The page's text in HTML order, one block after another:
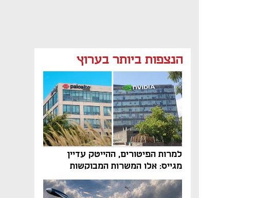
הנצפות ביותר בערוץ
למרות הפיטורים, ההייטק עדיין
מגייס: אלו המשרות המבוקשות
והטיפים שיביאו אתכם לשם